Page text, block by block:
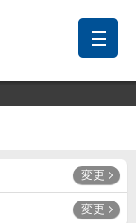
変更
変更